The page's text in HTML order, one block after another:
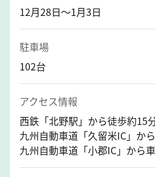
12月28日～1月3日
駐車場
102台
アクセス情報
西鉄「北野駅」から徒歩約15
九州自動車道「久留米IC」か
九州自動車道「小郡IC」から